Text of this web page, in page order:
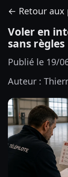
← Retour aux
Voler en
sans règles
Publié le 19/
Auteur :